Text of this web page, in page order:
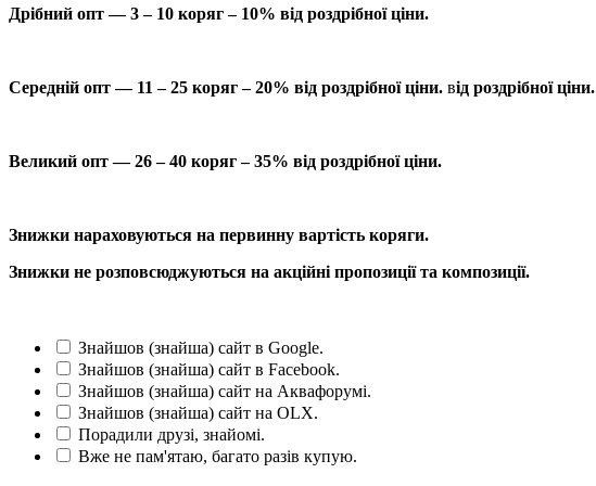
Дрібний опт — 3 – 10 коряг – 10% від роздрібної ціни.
Середній опт — 11 – 25 коряг – 20% від роздрібної ціни. від роздрібної ціни.
Великий опт — 26 – 40 коряг – 35% від роздрібної ціни.
Знижки нараховуються на первинну вартість коряги.
Знижки не розповсюджуються на акційні пропозиції та композиції.
Знайшов (знайша) сайт в Google.
Знайшов (знайша) сайт в Facebook.
Знайшов (знайша) сайт на Аквафорумі.
Знайшов (знайша) сайт на OLX.
Порадили друзі, знайомі.
Вже не пам'ятаю, багато разів купую.